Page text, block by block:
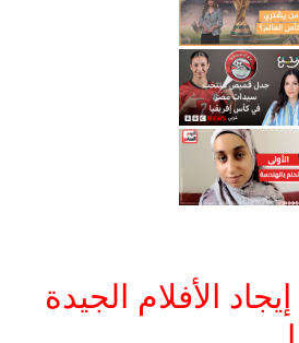
الأفلام الجيدة